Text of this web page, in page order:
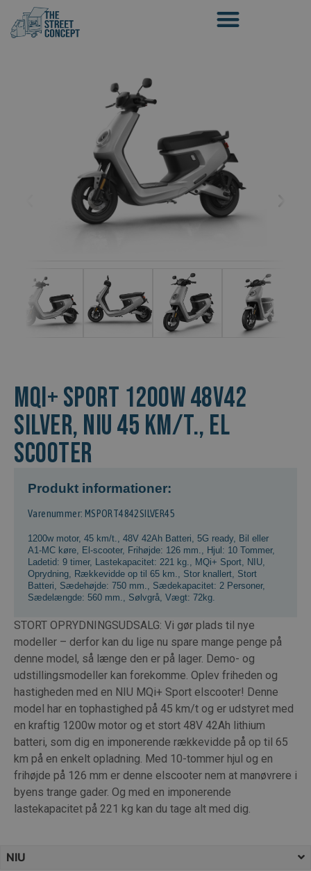
MQi+ Sport 1200w 48v42
Silver, NIU 45 km/t., El
scooter
Produkt informationer:
Varenummer: MSPORT4842SILVER45
1200w motor, 45 km/t. 48V 42Ah Batteri 5G ready, Bil eller
A1-MC køre El-scooter, Frihøjde: 126 mm. Hjul: 10 Tommer,
Ladetid: 9 timer, Lastekapacitet: 221 kg. MQi+ Sport NIU
Oprydning Rækkevidde op til 65 km. Stor knallert Stort
Batteri
Sædehøjde: 750 mm. Sædekapacitet: 2 Personer,
Sædelængde: 560 mm.
Sølvgrå Vægt: 72kg.
STORT OPRYDNINGSUDSALG: Vi gør plads til nye
modeller – derfor kan du lige nu spare mange penge på
denne model, så længe den er på lager. Demo- og
udstillingsmodeller kan forekomme. Oplev friheden og
hastigheden med en NIU MQi+ Sport elscooter! Denne
model har en tophastighed på 45 km/t og er udstyret med
en kraftig 1200w motor og et stort 48V 42Ah lithium
batteri, som dig en imponerende rækkevidde på op til 65
km på en enkelt opladning. Med 10-tommer hjul og en
frihøjde på 126 mm er denne elscooter nem at manøvrere i
byens trange gader. Og med en imponerende
lastekapacitet på 221 kg kan du tage alt med dig.
NIU